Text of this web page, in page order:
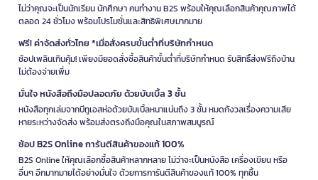
ไม่ว่าคุณจะเป็นนักเรียน นักศึกษา คนทำงาน B2S พร้อมให้คุณเลือกสินค้าคุณภาพได้
ตลอด 24 ชั่วโมง พร้อมโปรโมชั่นและสิทธิพิเศษมากมาย
ฟรี! ค่าจัดส่งทั่วไทย *เมื่อสั่งครบขั้นต่ำที่บริษัทกำหนด
ช้อปเพลินเกินคุ้ม! เพียงมียอดสั่งซื้อสินค้าขั้นต่ำที่บริษัทกำหนด รับสิทธิ์ส่งฟรีถึงบ้าน
ไม่ต้องจ่ายเพิ่ม
มั่นใจ หนังสือถึงมือปลอดภัย ด้วยบับเบิ้ล 3 ชั้น
หนังสือทุกเล่มจากบีทูเอสห่อด้วยบับเบิ้ลหนาแน่นถึง 3 ชั้น หมดกังวลเรื่องความเสีย
หายระหว่างจัดส่ง พร้อมส่งตรงถึงมือคุณในสภาพสมบูรณ์
ช้อป B2S Online การันตีสินค้าของแท้ 100%
B2S Online ให้คุณเลือกซื้อสินค้าหลากหลาย ไม่ว่าจะเป็นหนังสือ เครื่องเขียน หรือ
อื่นๆ อีกมากมายได้อย่างมั่นใจ ด้วยการการันตีสินค้าของแท้ 100% ทุกชิ้น